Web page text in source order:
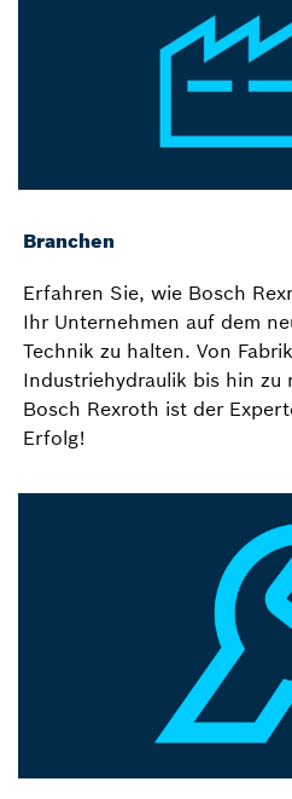
Branchen
Erfahren Sie, wie Bosch
Ihr Unternehmen auf dem
Technik zu halten. Von
Industriehydraulik bis hin zu
Bosch Rexroth ist der
Erfolg!